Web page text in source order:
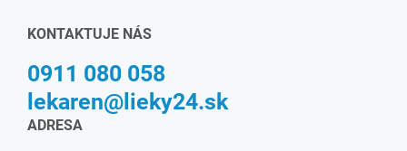
KONTAKTUJE NÁS
0911 080 058
lekaren@lieky24.sk
ADRESA